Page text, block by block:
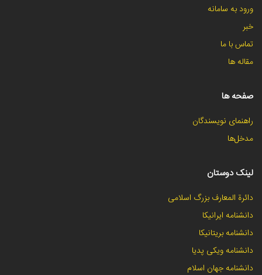
ورود به سامانه
خبر
تماس با ما
مقاله ها
صفحه ها
راهنمای نویسندگان
مدخل‌ها
لینک دوستان
دائرة المعارف بزرگ اسلامی
دانشنامه ایرانیکا
دانشنامه بریتانیکا
دانشنامه ویکی پدیا
دانشنامه جهان اسلام